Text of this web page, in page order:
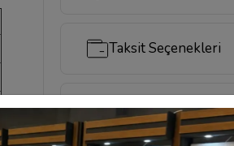
Taksit Seçenekleri
Değerlendirmeler